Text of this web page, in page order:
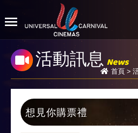
活動訊息 News
首頁>
想見你購票禮